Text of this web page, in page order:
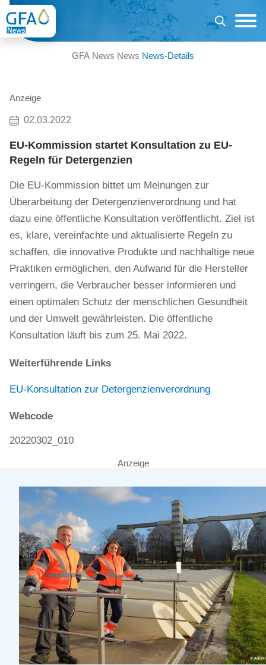
GFA News News News-Details
Anzeige
02.03.2022
EU-Kommission startet Konsultation zu EU-
Regeln für Detergenzien
Die EU-Kommission bittet um Meinungen zur
Überarbeitung der Detergenzienverordnung und hat
dazu eine öffentliche Konsultation veröffentlicht. Ziel ist
es, klare, vereinfachte und aktualisierte Regeln zu
schaffen, die innovative Produkte und nachhaltige neue
Praktiken ermöglichen, den Aufwand für die Hersteller
verringern, die Verbraucher besser informieren und
einen optimalen Schutz der menschlichen Gesundheit
und der Umwelt gewährleisten. Die öffentliche
Konsultation läuft bis zum 25. Mai 2022.
Weiterführende Links
EU-Konsultation zur Detergenzienverordnung
Webcode
20220302_010
Anzeige